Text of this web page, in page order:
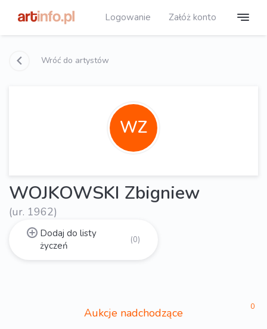
Logowanie Załóż konto
Wróć do artystów
WZ
WOJKOWSKI Zbigniew
(ur. 1962)
Dodaj do listy
życzeń
(0)
Aukcje nadchodzące 0